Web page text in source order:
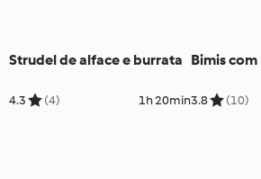
Strudel de alface e burrata
4.3 (4) 1h 20min
Bimis
3.8 (10)